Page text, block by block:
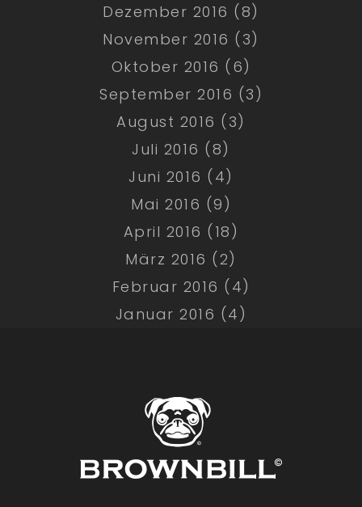
Dezember 2016 (8)
November 2016 (3)
Oktober 2016 (6)
September 2016 (3)
August 2016 (3)
Juli 2016 (8)
Juni 2016 (4)
Mai 2016 (9)
April 2016 (18)
März 2016 (2)
Februar 2016 (4)
Januar 2016 (4)